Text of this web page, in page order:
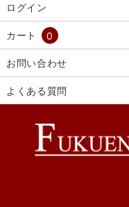
ログイン
カート 0
お問い合わせ
よくある質問